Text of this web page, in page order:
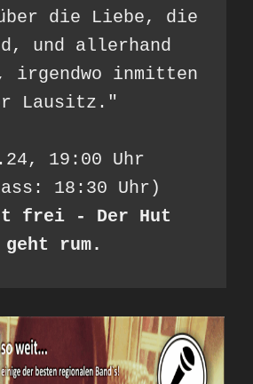
über die Liebe, die
und allerhand
irgendwo inmitten
Lausitz."
19:00 Uhr
frei - Der Hut
geht rum.